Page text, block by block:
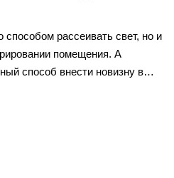
рассеивать свет, но и
помещения. А
способ внести новизну в